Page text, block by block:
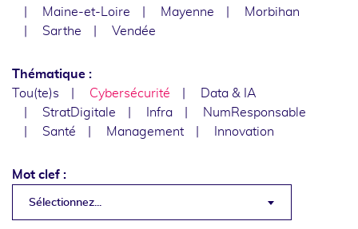
Maine-et-Loire
Mayenne
Morbihan
Sarthe
Vendée
Thématique :
Tou(te)s
Cybersécurité
Data & IA
StratDigitale
Infra
NumResponsable
Santé
Management Innovation
Mot clef :
Sélectionnez...